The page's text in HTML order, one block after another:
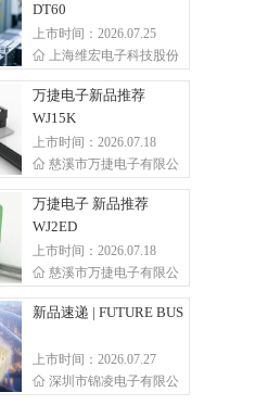
DT60
上市时间：2026.07.25
上海维宏电子科技股份
万捷电子新品推荐
WJ15K
上市时间：2026.07.18
慈溪市万捷电子有限公
万捷电子 新品推荐
WJ2ED
上市时间：2026.07.18
慈溪市万捷电子有限公
新品速递 | FUTURE BUS
上市时间：2026.07.27
深圳市锦凌电子有限公